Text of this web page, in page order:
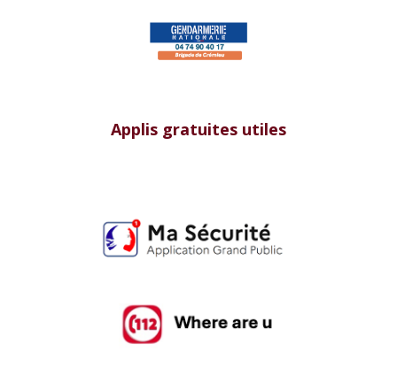
Applis gratuites utiles